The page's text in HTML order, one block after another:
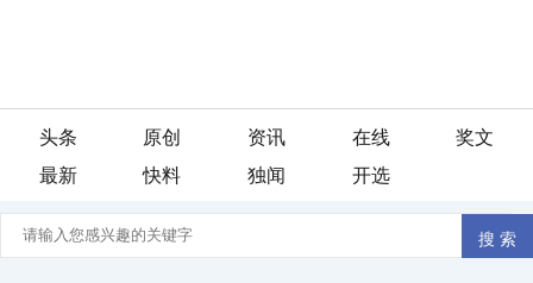
头条 原创 资讯 在线
奖文
最新
快料 独闻 开选